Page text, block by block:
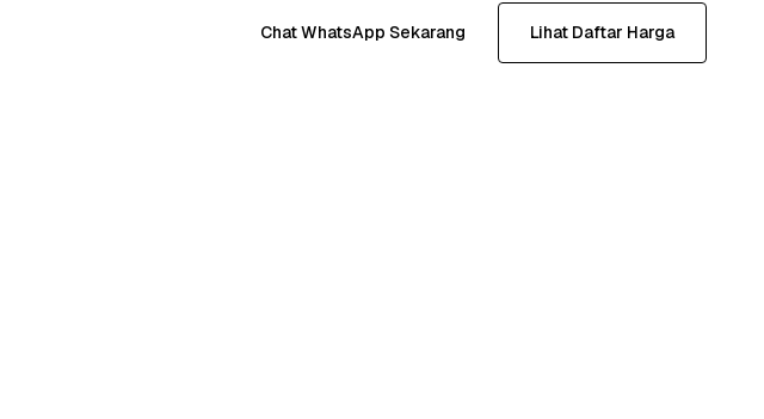
Chat WhatsApp Sekarang Lihat Daftar Harga